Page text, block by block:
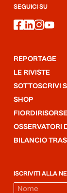
SEGUICI SU
facebook
linkedin
instagram
REPORTAGE
LE RIVISTE
SOTTOSCRIVI
SHOP
FIORDIRISORSE
OSSERVATORI
BILANCIO
ISCRIVITI ALLA